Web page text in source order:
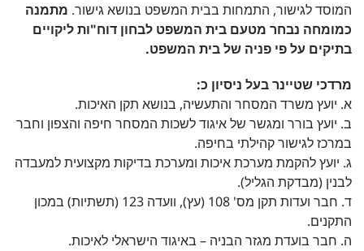
המוסד לגישור, התמחות בבית המשפט בנושא גישור. מתמנה
כמומחה נבחר מטעם בית המשפט לבחון דוח"ות ליקויים
בתיקים על פי פניה של בית המשפט.
מרדכי שטיינר בעל ניסיון כ:
א. יועץ משרד המסחר והתעשיה, בנושא תקן האיכות.
ב. יועץ בורר ומגשר של איגוד לשכות המסחר חיפה והצפון וחבר
במרכז לגישור קהילתי בחיפה.
ג. יועץ להקמת מערכת איכות ומערכת בדיקות מקצועית למעבדה
לבנין (מבדקת הגליל).
ד. חבר ועדות תקן מס' 108 (עץ), וועדה 123 (תשתיות) במכון
התקנים.
ה. חבר בועדת מגזר הבניה – באיגוד הישראלי לאיכות.